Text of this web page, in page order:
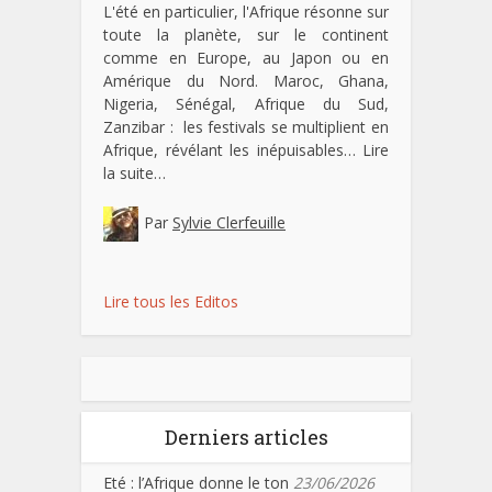
L'été en particulier, l'Afrique résonne sur
toute la planète, sur le continent
comme en Europe, au Japon ou en
Amérique du Nord. Maroc, Ghana,
Nigeria, Sénégal, Afrique du Sud,
Zanzibar : les festivals se multiplient en
Afrique, révélant les inépuisables… Lire
la suite…
Par Sylvie Clerfeuille
Lire tous les Editos
Derniers articles
Eté : l’Afrique donne le ton 23/06/2026